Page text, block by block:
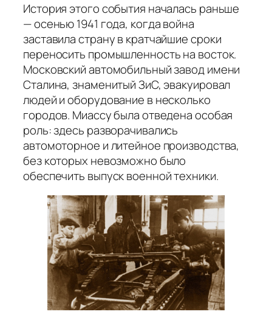
История этого события началась раньше
— осенью 1941 года, когда война
заставила страну в кратчайшие сроки
переносить промышленность на восток.
Московский автомобильный завод имени
Сталина, знаменитый ЗиС, эвакуировал
людей и оборудование в несколько
городов. Миассу была отведена особая
роль: здесь разворачивались
автомоторное и литейное производства,
без которых невозможно было
обеспечить выпуск военной техники.